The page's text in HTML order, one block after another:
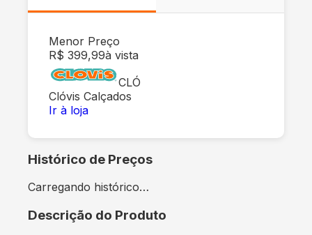
Menor Preço
R$ 399,99à vista
CLÓ
Clóvis Calçados
Ir à loja
Histórico de Preços
Carregando histórico…
Descrição do Produto